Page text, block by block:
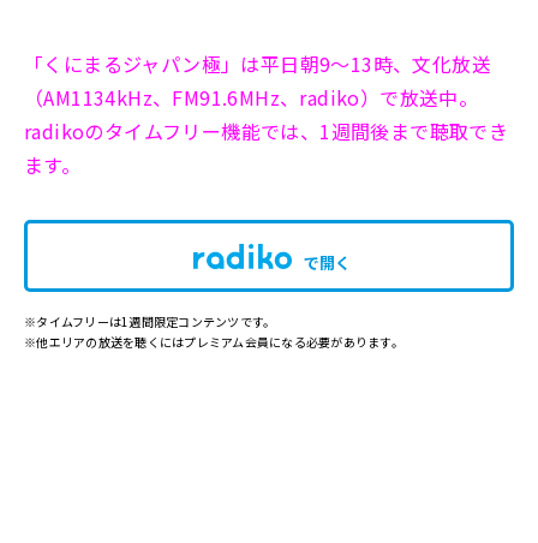
「くにまるジャパン極」は平日朝9～13時、文化放送
（AM1134kHz、FM91.6MHz、radiko）で放送中。
radikoのタイムフリー機能では、1週間後まで聴取でき
ます。
で開く
※タイムフリーは1週間限定コンテンツです。
※他エリアの放送を聴くにはプレミアム会員になる必要があります。